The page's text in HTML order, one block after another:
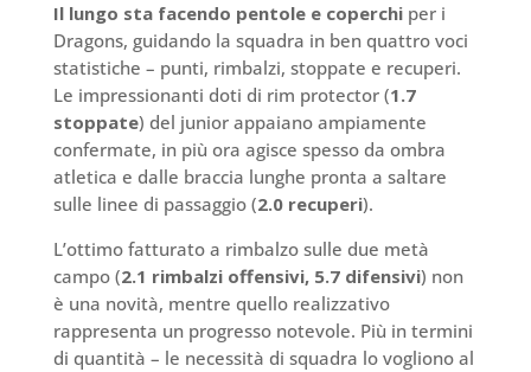
Il lungo sta facendo pentole e coperchiper i
Dragons, guidando la squadra in ben quattro voci
statistiche – punti, rimbalzi, stoppate e recuperi.
Le impressionanti doti di rim protector (1.7
stoppate) del junior appaiano ampiamente
confermate, in più ora agisce spesso da ombra
atletica e dalle braccia lunghe pronta a saltare
sulle linee di passaggio (2.0 recuperi).
L’ottimo fatturato a rimbalzo sulle due metà
campo (2.1 rimbalzi offensivi, 5.7 difensivi) non
è una novità, mentre quello realizzativo
rappresenta un progresso notevole. Più in termini
di quantità – le necessità di squadra lo vogliono al